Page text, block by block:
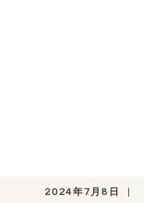
2024年7月8日